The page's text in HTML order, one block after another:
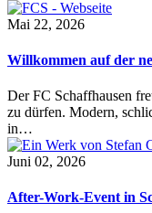
Mai 22, 2026
Willkommen auf der
Der FC Schaffhausen
zu dürfen. Modern,
in…
Juni 02, 2026
After-Work-Event in